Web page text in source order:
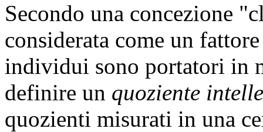
Secondo una concezione
considerata come un
individui sono portatori in
definire un quoziente
quozienti misurati in una